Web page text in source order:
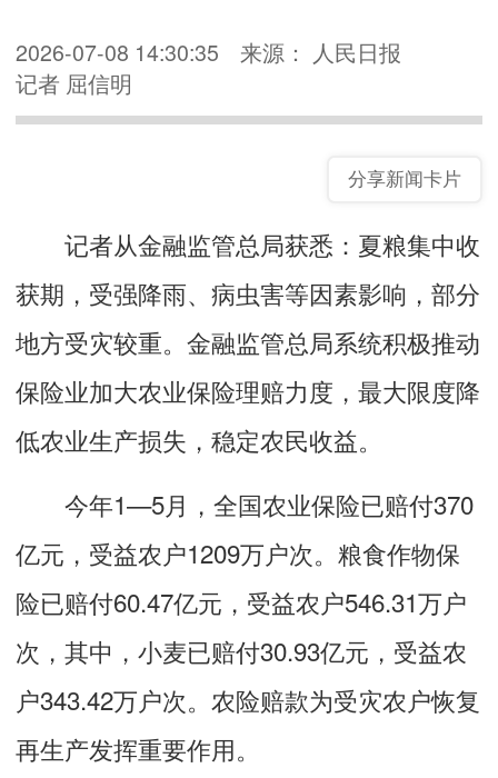
2026-07-08 14:30:35
来源： 人民日报
记者 屈信明
分享新闻卡片
记者从金融监管总局获悉：夏粮集中收
获期，受强降雨、病虫害等因素影响，部分
地方受灾较重。金融监管总局系统积极推动
保险业加大农业保险理赔力度，最大限度降
低农业生产损失，稳定农民收益。
今年1—5月，全国农业保险已赔付370
亿元，受益农户1209万户次。粮食作物保
险已赔付60.47亿元，受益农户546.31万户
次，其中，小麦已赔付30.93亿元，受益农
户343.42万户次。农险赔款为受灾农户恢复
再生产发挥重要作用。